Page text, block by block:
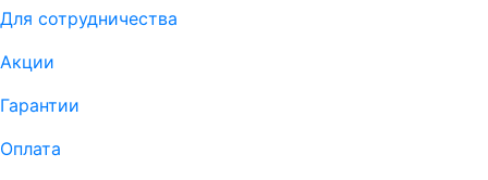
Для сотрудничества
Акции
Гарантии
Оплата